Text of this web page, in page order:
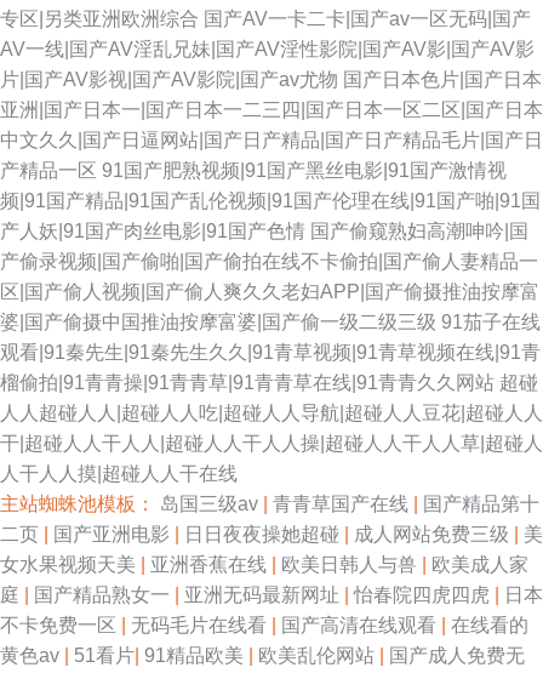
专区|另类亚洲欧洲综合 国产AV一卡二卡|国产av一区无码|国产
AV一线|国产AV淫乱兄妹|国产AV淫性影院|国产AV影|国产AV影
片|国产AV影视|国产AV影院|国产av尤物 国产日本色片|国产日本
亚洲|国产日本一|国产日本一二三四|国产日本一区二区|国产日本
中文久久|国产日逼网站|国产日产精品|国产日产精品毛片|国产日
产精品一区 91国产肥熟视频|91国产黑丝电影|91国产激情视
频|91国产精品|91国产乱伦视频|91国产伦理在线|91国产啪|91国
产人妖|91国产肉丝电影|91国产色情 国产偷窥熟妇高潮呻吟|国
产偷录视频|国产偷啪|国产偷拍在线不卡偷拍|国产偷人妻精品一
区|国产偷人视频|国产偷人爽久久老妇APP|国产偷摄推油按摩富
婆|国产偷摄中国推油按摩富婆|国产偷一级二级三级 91茄子在线
观看|91秦先生|91秦先生久久|91青草视频|91青草视频在线|91青
榴偷拍|91青青操|91青青草|91青青草在线|91青青久久网站 超碰
人人超碰人人|超碰人人吃|超碰人人导航|超碰人人豆花|超碰人人
干|超碰人人干人人|超碰人人干人人操|超碰人人干人人草|超碰人
人干人人摸|超碰人人干在线
主站蜘蛛池模板： 岛国三级av 青青草国产在线
国产精品第十
二页
国产亚洲电影 日日夜夜操她超碰 成人网站免费三级
美
女水果视频天美
亚洲香蕉在线 欧美日韩人与兽
欧美成人家
庭
国产精品熟女一 亚洲无码最新网址 |怡春院四虎四虎
日本
不卡免费一区
无码毛片在线看 国产高清在线观看
在线看的
黄色av
51看片 91精品欧美 欧美乱伦网站
国产成人免费无